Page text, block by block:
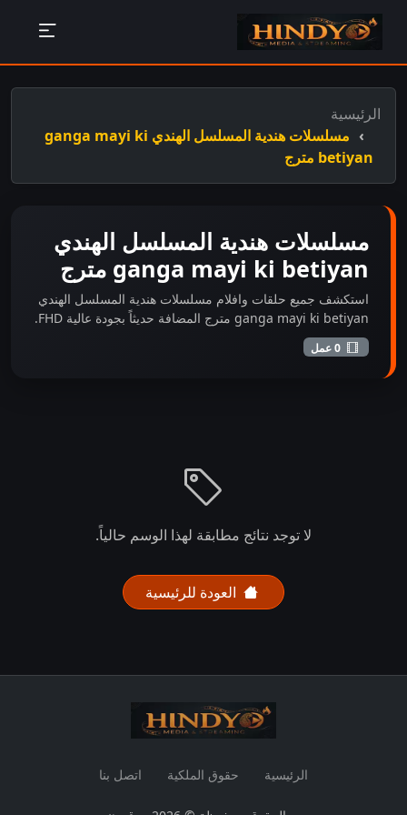
الرئيسية
مسلسلات هندية المسلسل الهندي ganga mayi ki
betiyan مترج
مسلسلات هندية المسلسل الهندي
ganga mayi ki betiyan مترج
استكشف جميع حلقات وافلام مسلسلات هندية المسلسل الهندي
ganga mayi ki betiyan مترج المضافة حديثاً بجودة عالية FHD.
لا توجد نتائج مطابقة لهذا الوسم حالياً.
العودة للرئيسية
الرئيسية حقوق الملكية اتصل بنا